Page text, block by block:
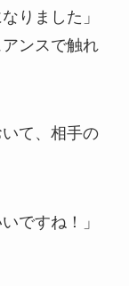
りました」
アンスで触れ
て、相手の
ですね！」